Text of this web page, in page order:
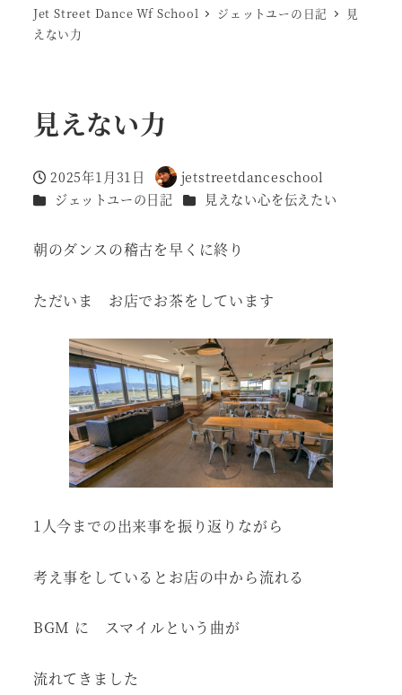
Jet Street Dance Wf School ジェットユーの日記
見
えない力
見えない力
投稿日
2025年1月31日
著
者
jetstreetdanceschool
カテゴリー
ジェットユーの日記 カテゴリー
見えない心を伝えたい
朝のダンスの稽古を早くに終り
ただいま お店でお茶をしています
1人今までの出来事を振り返りながら
考え事をしているとお店の中から流れる
BGM に スマイルという曲が
流れてきました